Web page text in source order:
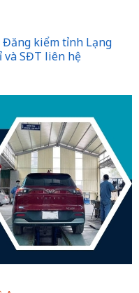
kiểm tỉnh Lạng
và SĐT liên hệ